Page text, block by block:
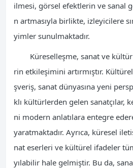
ilmesi, görsel efektlerin ve sanal
n artmasıyla birlikte, izleyicilere
yimler sunulmaktadır.
Küreselleşme, sanat ve
rin etkileşimini artırmıştır.
şveriş, sanat dünyasına yeni
klı kültürlerden gelen sanatçılar,
ni modern anlatılara entegre
yaratmaktadır. Ayrıca, küresel
nat eserleri ve kültürel ifadeler
yılabilir hale gelmiştir. Bu da,